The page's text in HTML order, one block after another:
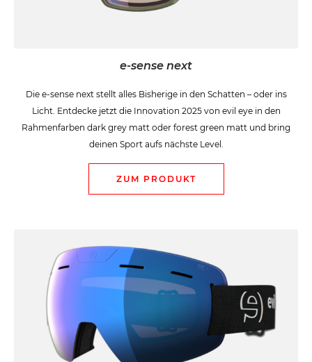
e-sense next
Die e-sense next stellt alles Bisherige in den Schatten – oder ins
Licht. Entdecke jetzt die Innovation 2025 von evil eye in den
Rahmenfarben dark grey matt oder forest green matt und bring
deinen Sport aufs nächste Level.
ZUM PRODUKT